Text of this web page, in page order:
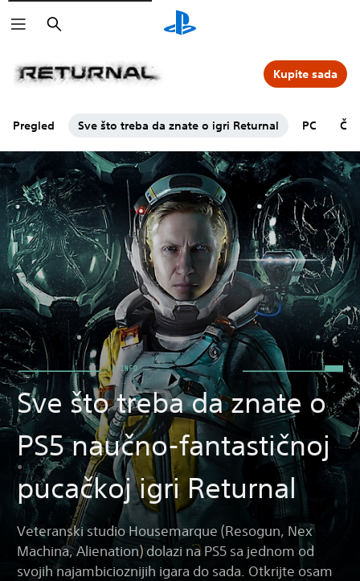
Pretraga
Pregled Sve što treba da znate o igri Returnal PC
Kupite sada
Sve što treba da znate o
PS5 naučno-fantastičnoj
pucačkoj igri Returnal
Veteranski studio Housemarque (Resogun, Nex
Machina, Alienation) dolazi na PS5 sa jednom od
svojih najambicioznijih igara do sada. Otkrijte osam